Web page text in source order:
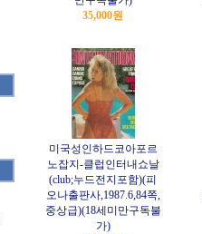
35,000원
미국성인하드코아포르
노잡지-클럽인터내쇼날
(club;누드전지포함)(피
오나출판사,1987.6,84쪽,
중상급)(18세미만구독불
가)